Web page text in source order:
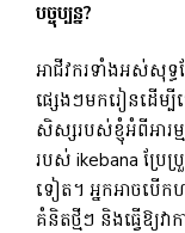
បច្ចុប្បន្ន?
អាជីវករ​ទាំង​អស់​សុទ្
ផ្សេងៗ​មក​រៀន​ដើម្បី​
សិស្សរបស់ខ្ញុំអំពីអា
របស់ ikebana ប្រែ
ទៀត។ អ្នកអាចបើក
គំនិតថ្មីៗ និងធ្វើឱ្យវ